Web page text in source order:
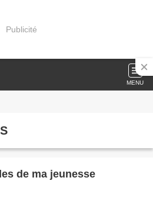
Publicité
MENU
de ma jeunesse